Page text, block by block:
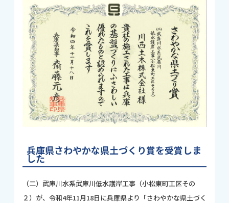
兵庫県さわやかな県土づくり賞を受賞しま
した
（二）武庫川水系武庫川低水護岸工事（小松東町工区その
２）が、令和4年11月18日に兵庫県より「さわやかな県土づく